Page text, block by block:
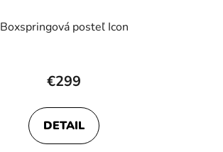
Boxspringová posteľ Icon
hodnotenie
je
3,8
€299
DETAIL